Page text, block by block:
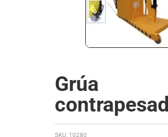
Grúa
SKU: 10280